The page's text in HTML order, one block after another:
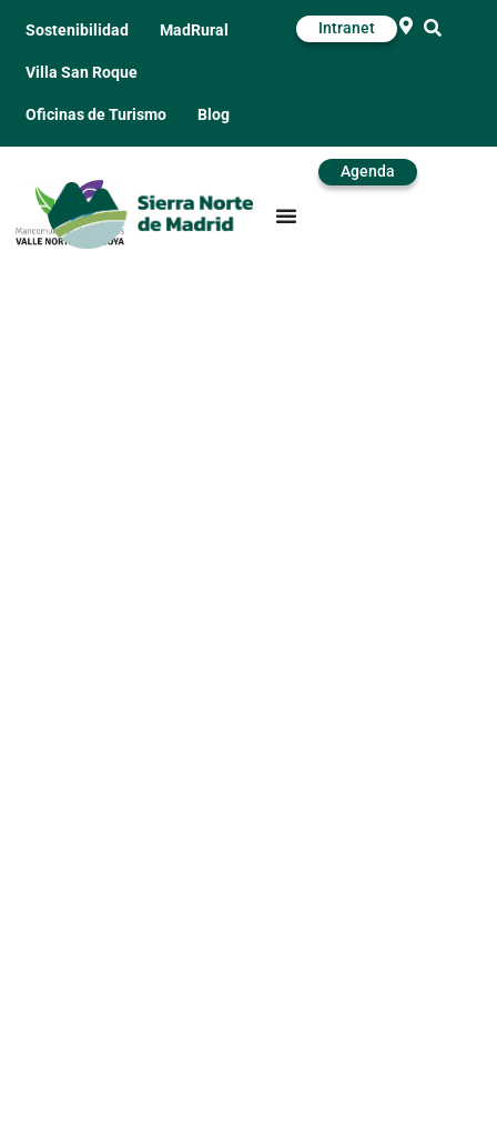
Sostenibilidad MadRural
Villa San Roque
Oficinas de Turismo Blog
Intranet
Agenda